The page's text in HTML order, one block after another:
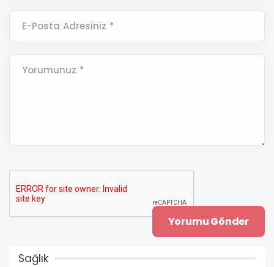
E-Posta Adresiniz *
Yorumunuz *
Sağlık